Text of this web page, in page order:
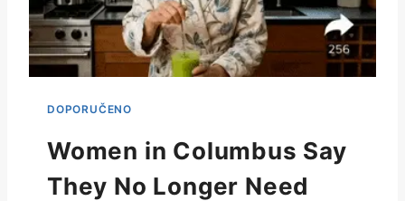
Women in Columbus Say
They No Longer Need